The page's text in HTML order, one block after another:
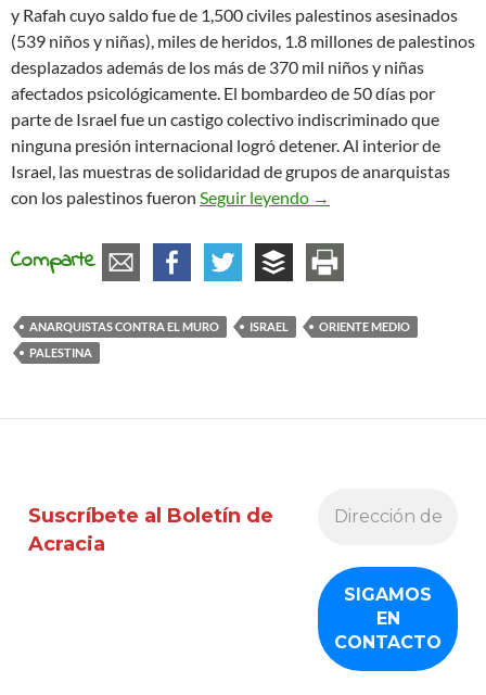
y Rafah cuyo saldo fue de 1,500 civiles palestinos asesinados
(539 niños y niñas), miles de heridos, 1.8 millones de palestinos
desplazados además de los más de 370 mil niños y niñas
afectados psicológicamente. El bombardeo de 50 días por
parte de Israel fue un castigo colectivo indiscriminado que
ninguna presión internacional logró detener. Al interior de
Israel, las muestras de solidaridad de grupos de anarquistas
con los palestinos fueron Seguir leyendo Israel: Habla un
→
Comparte
ANARQUISTAS CONTRA EL MURO ISRAEL
ORIENTE MEDIO
PALESTINA
Suscríbete al Boletín de
Acracia